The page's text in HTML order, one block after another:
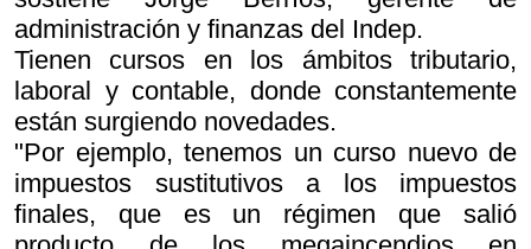
administración y finanzas del Indep.
Tienen cursos en los ámbitos tributario,
laboral y contable, donde constantemente
están surgiendo novedades.
"Por ejemplo, tenemos un curso nuevo de
impuestos sustitutivos a los impuestos
finales, que es un régimen que salió